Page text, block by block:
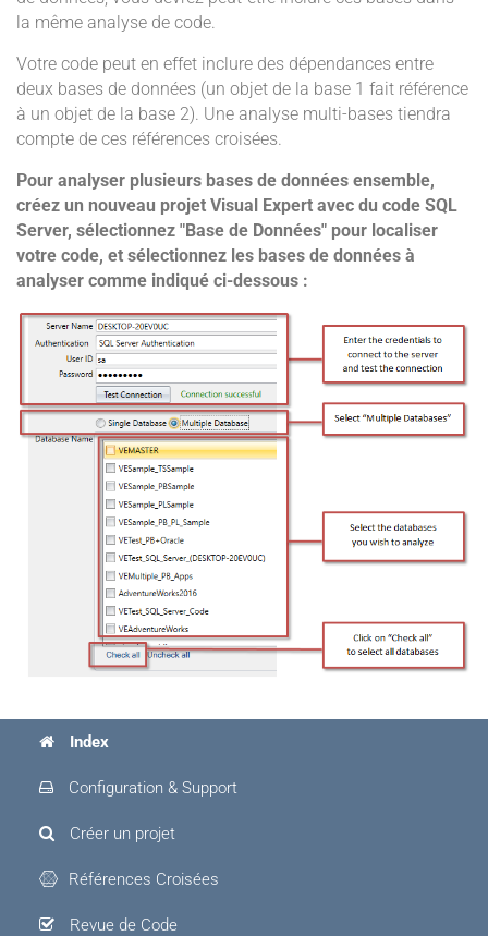
la même analyse de code.
Votre code peut en effet inclure des dépendances entre
deux bases de données (un objet de la base 1 fait référence
à un objet de la base 2). Une analyse multi-bases tiendra
compte de ces références croisées.
Pour analyser plusieurs bases de données ensemble,
créez un nouveau projet Visual Expert avec du code SQL
Server, sélectionnez "Base de Données" pour localiser
votre code, et sélectionnez les bases de données à
analyser comme indiqué ci-dessous :
Index
Configuration & Support
Créer un projet
Références Croisées
Revue de Code